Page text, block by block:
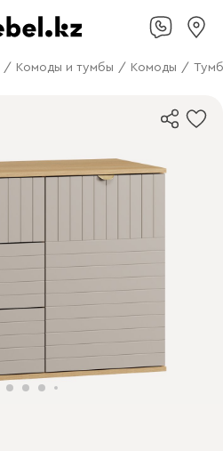
/ Комоды и тумбы / Комоды /